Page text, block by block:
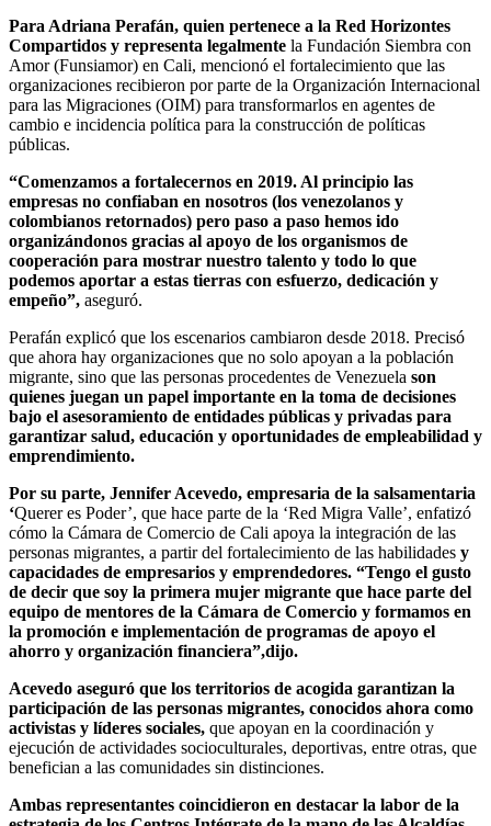
Para Adriana Perafán, quien pertenece a la Red Horizontes
Compartidos y representa legalmente la Fundación Siembra con
Amor (Funsiamor) en Cali, mencionó el fortalecimiento que las
organizaciones recibieron por parte de la Organización Internacional
para las Migraciones (OIM) para transformarlos en agentes de
cambio e incidencia política para la construcción de políticas
públicas.
“Comenzamos a fortalecernos en 2019. Al principio las
empresas no confiaban en nosotros (los venezolanos y
colombianos retornados) pero paso a paso hemos ido
organizándonos gracias al apoyo de los organismos de
cooperación para mostrar nuestro talento y todo lo que
podemos aportar a estas tierras con esfuerzo, dedicación y
empeño”, aseguró.
Perafán explicó que los escenarios cambiaron desde 2018. Precisó
que ahora hay organizaciones que no solo apoyan a la población
migrante, sino que las personas procedentes de Venezuela son
quienes juegan un papel importante en la toma de decisiones
bajo el asesoramiento de entidades públicas y privadas para
garantizar salud, educación y oportunidades de empleabilidad y
emprendimiento.
Por su parte, Jennifer Acevedo, empresaria de la salsamentaria
‘Querer es Poder’, que hace parte de la ‘Red Migra Valle’, enfatizó
cómo la Cámara de Comercio de Cali apoya la integración de las
personas migrantes, a partir del fortalecimiento de las habilidades y
capacidades de empresarios y emprendedores. “Tengo el gusto
de decir que soy la primera mujer migrante que hace parte del
equipo de mentores de la Cámara de Comercio y formamos en
la promoción e implementación de programas de apoyo el
ahorro y organización financiera”,dijo.
Acevedo aseguró que los territorios de acogida garantizan la
participación de las personas migrantes, conocidos ahora como
activistas y líderes sociales, que apoyan en la coordinación y
ejecución de actividades socioculturales, deportivas, entre otras, que
benefician a las comunidades sin distinciones.
Ambas representantes coincidieron en destacar la labor de la